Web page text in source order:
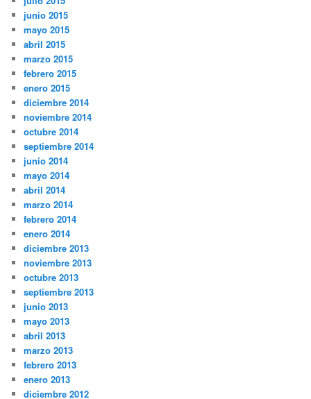
junio 2015
mayo 2015
abril 2015
marzo 2015
febrero 2015
enero 2015
diciembre 2014
noviembre 2014
octubre 2014
septiembre 2014
junio 2014
mayo 2014
abril 2014
marzo 2014
febrero 2014
enero 2014
diciembre 2013
noviembre 2013
octubre 2013
septiembre 2013
junio 2013
mayo 2013
abril 2013
marzo 2013
febrero 2013
enero 2013
diciembre 2012